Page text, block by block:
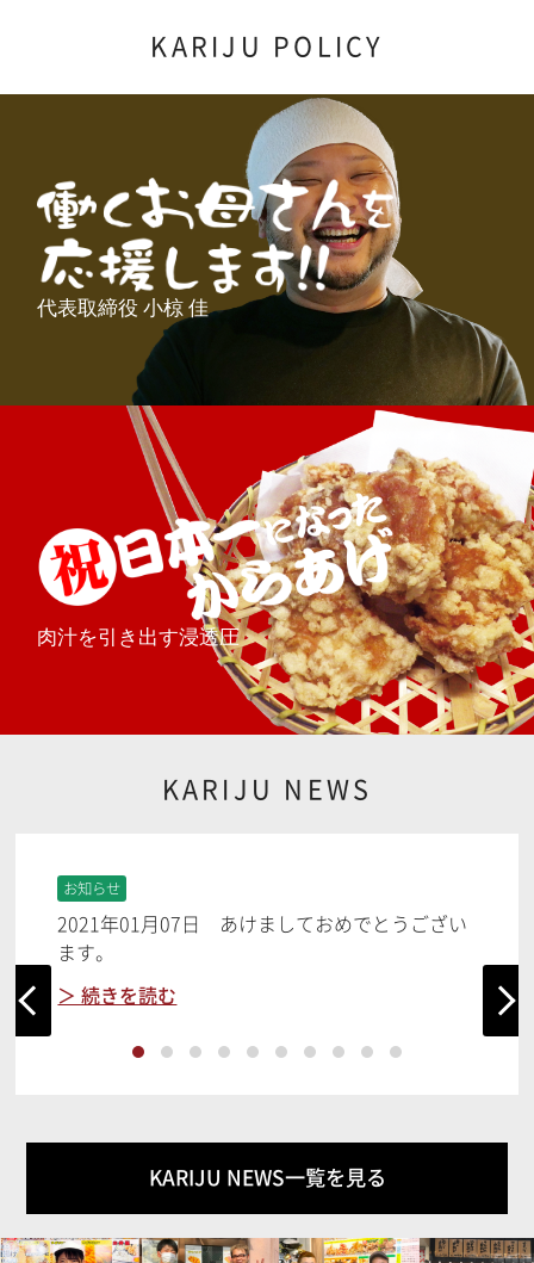
KARIJU POLICY
代表取締役 小椋 佳
肉汁を引き出す浸透圧
KARIJU NEWS
お知らせ
2021年01月07日 あけましておめでとうござい
ます。
＞ 続きを読む
KARIJU NEWS一覧を見る